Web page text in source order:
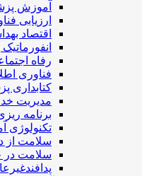
آموزش
ارزیابی
اقتصاد
رفاه
فناوری
کتابداری
مديريت
برنامه
تکنولوژی
سلامت از
سلامت در